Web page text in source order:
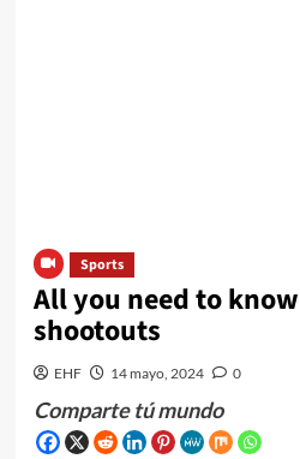
Sports
All you need to
shootouts
EHF 14 mayo, 2024 0
Comparte tú mundo